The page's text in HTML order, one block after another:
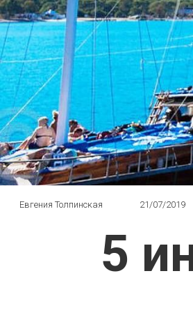
Евгения Толпинская 21/07/2019
5